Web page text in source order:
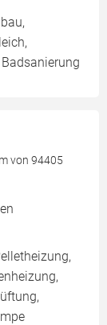
von 94405